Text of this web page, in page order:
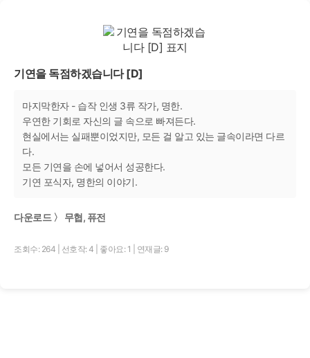
기연을 독점하겠습니다 [D]
마지막한자 - 습작 인생 3류 작가, 명한.
우연한 기회로 자신의 글 속으로 빠져든다.
현실에서는 실패뿐이었지만, 모든 걸 알고 있는 글속이라면 다르
다.
모든 기연을 손에 넣어서 성공한다.
기연 포식자, 명한의 이야기.
다운로드 〉 무협, 퓨전
조회수: 264 선호작: 4 좋아요: 1 연재글: 9